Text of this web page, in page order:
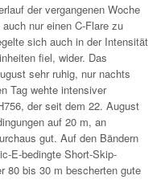
der vergangenen Woche
nur einen C-Flare zu
sich auch in der Intensität
fiel, wider. Das
sehr ruhig, nur nachts
Tag wehte intensiver
der seit dem 22. August
auf 20 m, an
gut. Auf den Bändern
E-bedingte Short-Skip-
80 bis 30 m bescherten gute